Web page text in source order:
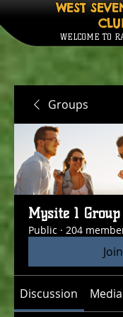
WEST
WELCOME TO
Groups
Mysite 1 Group
Public · 204
Join
Discussion Media